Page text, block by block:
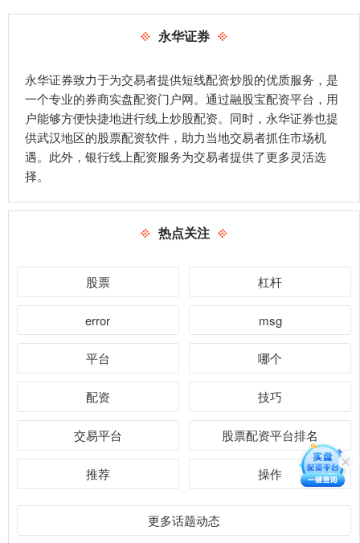
永华证券
永华证券致力于为交易者提供短线配资炒股的优质服务，是
一个专业的券商实盘配资门户网。通过融股宝配资平台，用
户能够方便快捷地进行线上炒股配资。同时，永华证券也提
供武汉地区的股票配资软件，助力当地交易者抓住市场机
遇。此外，银行线上配资服务为交易者提供了更多灵活选
择。
热点关注
股票 杠杆
error msg
平台 哪个
配资 技巧
交易平台 股票配资平台排名
推荐 操作
更多话题动态